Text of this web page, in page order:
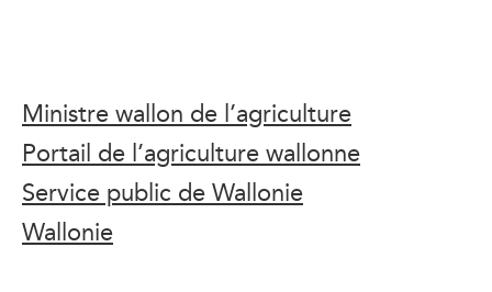
Ministre wallon de l’agriculture
Portail de l’agriculture wallonne
Service public de Wallonie
Wallonie